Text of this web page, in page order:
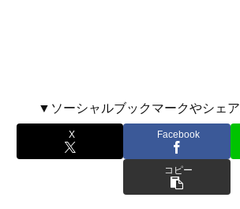
▼ソーシャルブックマークやシェ
X Facebook
コピー